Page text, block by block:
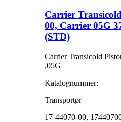
Carrier
00, Carrier 05G
(STD)
Carrier Transicold
,05G
Katalognummer:
Transportør
17-44070-00,